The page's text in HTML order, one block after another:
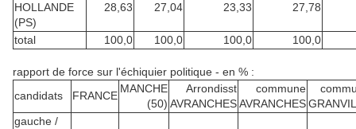
HOLLANDE
(PS)
28,63 27,04 23,33 27,78
total 100,0 100,0 100,0 100,0
rapport de force sur l'échiquier politique - en % :
candidats
FRANCE
MANCHE
(50)
Arrondisst
AVRANCHES
commune
AVRANCHES
gauche /